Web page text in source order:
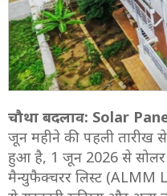
चौथा बदलाव: Solar
जून महीने की पहली तारीख
हुआ है, 1 जून 2026 से
मैन्युफैक्चरर लिस्ट (ALMM